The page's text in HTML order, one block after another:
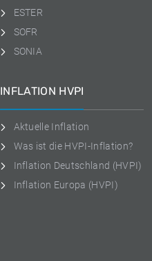
ESTER
SOFR
SONIA
INFLATION HVPI
Aktuelle Inflation
Was ist die HVPI-Inflation?
Inflation Deutschland (HVPI)
Inflation Europa (HVPI)